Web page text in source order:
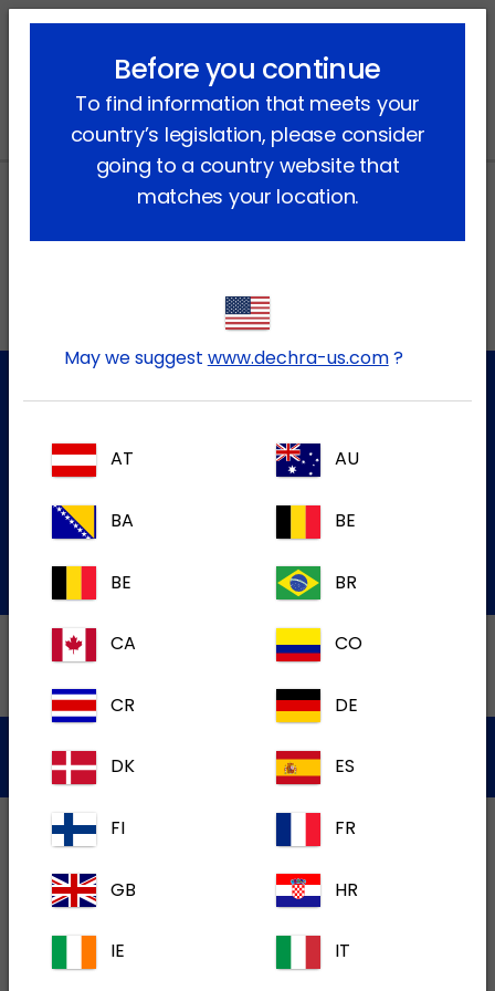
lock_outline search menu
Actualités
Adresses locales au Canada
Service à la clientèle
Pour plus d'informations, veuillez contacter notre équipe
de Service à la Clientèle
Témoins
Before you continue
To find information that meets your
country’s legislation, please consider
going to a country website that
matches your location.
May we suggest www.dechra-us.com?
AT AU
BA BE
BE BR
CA CO
CR DE
DK ES
FI FR
GB HR
IE IT